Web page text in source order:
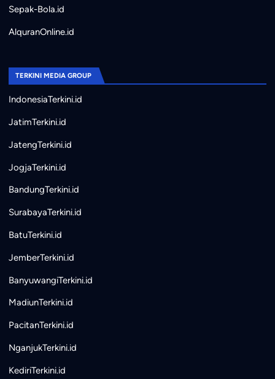
Sepak-Bola.id
AlquranOnline.id
TERKINI MEDIA GROUP
IndonesiaTerkini.id
JatimTerkini.id
JatengTerkini.id
JogjaTerkini.id
BandungTerkini.id
SurabayaTerkini.id
BatuTerkini.id
JemberTerkini.id
BanyuwangiTerkini.id
MadiunTerkini.id
PacitanTerkini.id
NganjukTerkini.id
KediriTerkini.id